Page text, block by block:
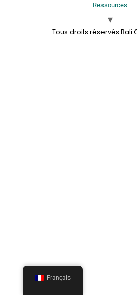
Ressources
Tous droits réservés Bali
Français